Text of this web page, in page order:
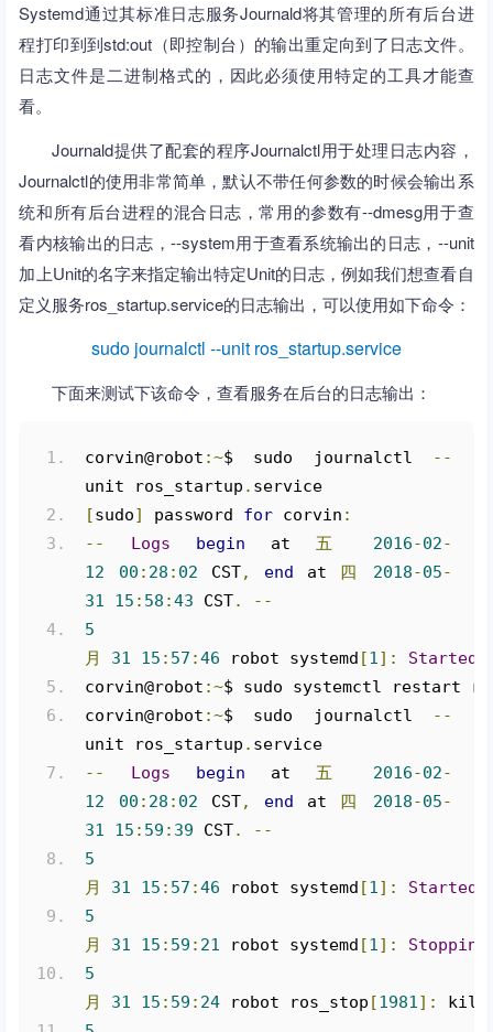
Systemd通过其标准日志服务Journald将其管理的所有后台进
程打印到到std:out（即控制台）的输出重定向到了日志文件。
日志文件是二进制格式的，因此必须使用特定的工具才能查
看。
Journald提供了配套的程序Journalctl用于处理日志内容，
Journalctl的使用非常简单，默认不带任何参数的时候会输出系
统和所有后台进程的混合日志，常用的参数有--dmesg用于查
看内核输出的日志，--system用于查看系统输出的日志，--unit
加上Unit的名字来指定输出特定Unit的日志，例如我们想查看自
定义服务ros_startup.service的日志输出，可以使用如下命令：
sudo journalctl --unit ros_startup.service
下面来测试下该命令，查看服务在后台的日志输出：
corvin@robot :~$ sudo journalctl
--
unit ros_startup . service
[sudo] password for corvin :
--
Logs begin at 五 2016-02-
12
00 : 28 : 02 CST, end at 四 2018-05-
31
15 : 58 :43 CST.
--
5
月
31 15 : 57 :46 robot systemd [1]: Started
corvin@robot :~$ sudo systemctl restart
corvin@robot :~$ sudo journalctl
--
unit ros_startup . service
--
Logs begin at 五 2016-02-
12
00 : 28 : 02 CST, end at 四 2018-05-
31
15 : 59 : 39 CST.
--
5
月
31 15 : 57 :46 robot systemd [1]: Started
5
月
31 15 : 59 : 21 robot systemd [1]: Stopping
5
月
31 15 : 59 : 24 robot ros_stop [1981]: